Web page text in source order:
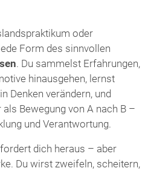
oder
Form des sinnvollen
. Du sammelst Erfahrungen,
hinausgehen, lernst
Denken verändern, und
Bewegung von A nach B –
und Verantwortung.
dich heraus – aber
Du wirst zweifeln, scheitern,